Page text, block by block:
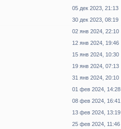
05 дек 2023, 21:13
30 дек 2023, 08:19
02 янв 2024, 22:10
12 янв 2024, 19:46
15 янв 2024, 10:30
19 янв 2024, 07:13
31 янв 2024, 20:10
01 фев 2024, 14:28
08 фев 2024, 16:41
13 фев 2024, 13:19
25 фев 2024, 11:46